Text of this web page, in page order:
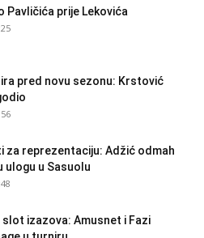
Pavličića prije Lekovića
pred novu sezonu: Krstović
za reprezentaciju: Adžić odmah
ulogu u Sasuolu
slot izazova: Amusnet i Fazi